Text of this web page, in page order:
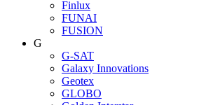
Finlux
FUNAI
FUSION
G
G-SAT
Galaxy Innovations
Geotex
GLOBO